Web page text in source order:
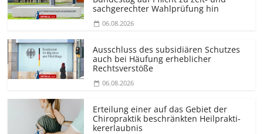
sachgerechter Wahlprüfung hin
06.08.2026
Ausschluss des subsidiären Schutzes
auch bei Häufung erheblicher
Rechtsverstöße
06.08.2026
Erteilung einer auf das Gebiet der
Chiropraktik beschränkten Heilprakti­
kererlaubnis